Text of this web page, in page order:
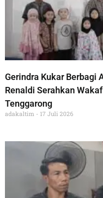
Gerindra Kukar Berbagi
Renaldi Serahkan
Tenggarong
adakaltim 17 Juli 2026